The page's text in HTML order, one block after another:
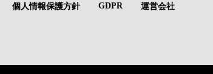
個人情報保護方針 GDPR 運営会社